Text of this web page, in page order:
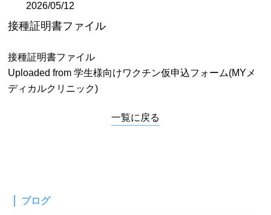
2026/05/12
接種証明書ファイル
接種証明書ファイル
Uploaded from 学生様向けワクチン仮申込フォーム(MYメ
ディカルクリニック)
一覧に戻る
ブログ